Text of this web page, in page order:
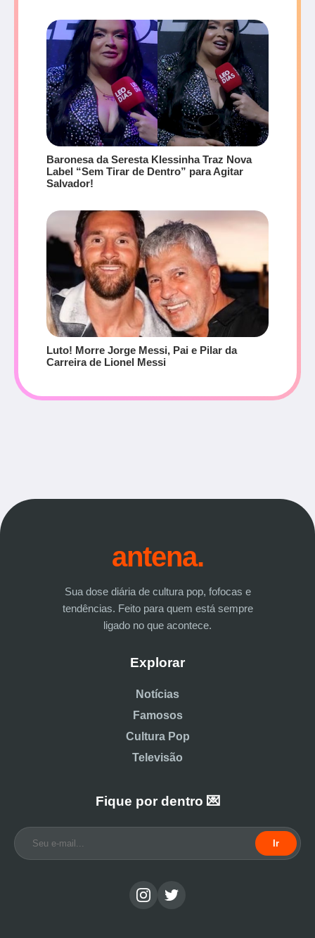
Baronesa da Seresta Klessinha Traz Nova
Label “Sem Tirar de Dentro” para Agitar
Salvador!
Luto! Morre Jorge Messi, Pai e Pilar da
Carreira de Lionel Messi
antena.
Sua dose diária de cultura pop, fofocas e
tendências. Feito para quem está sempre
ligado no que acontece.
Explorar
Notícias
Famosos
Cultura Pop
Televisão
Fique por dentro 💌
Ir